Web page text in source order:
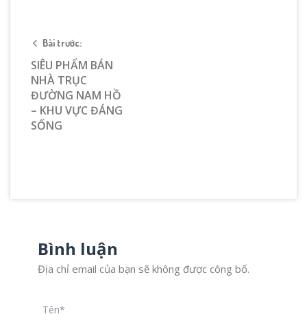
Bài trước:
SIÊU PHẨM BÁN
NHÀ TRỤC
ĐƯỜNG NAM HỒ
– KHU VỰC ĐÁNG
SỐNG
Bình luận
Địa chỉ email của bạn sẽ không được công bố.